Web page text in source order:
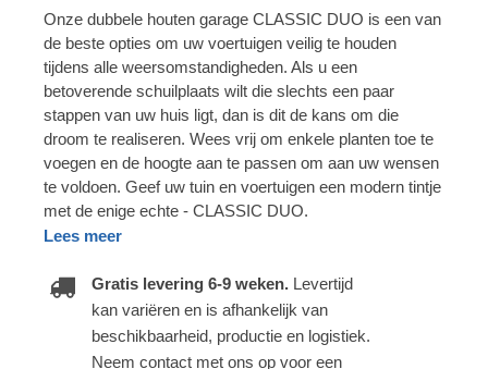
Onze dubbele houten garage CLASSIC DUO is een van
de beste opties om uw voertuigen veilig te houden
tijdens alle weersomstandigheden. Als u een
betoverende schuilplaats wilt die slechts een paar
stappen van uw huis ligt, dan is dit de kans om die
droom te realiseren. Wees vrij om enkele planten toe te
voegen en de hoogte aan te passen om aan uw wensen
te voldoen. Geef uw tuin en voertuigen een modern tintje
met de enige echte - CLASSIC DUO.
Lees meer
Gratis levering 6-9 weken. Levertijd
kan variëren en is afhankelijk van
beschikbaarheid, productie en logistiek.
Neem contact met ons op voor een